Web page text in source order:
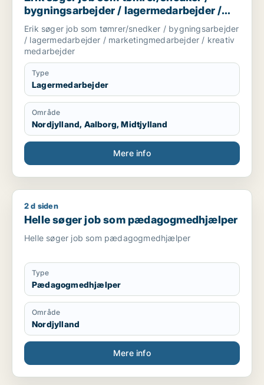
bygningsarbejder / lagermedarbejder /
marketingmedarbejder / kreativ
medarbejder
Erik søger job som tømrer/snedker / bygningsarbejder
/ lagermedarbejder / marketingmedarbejder / kreativ
medarbejder
Type
Lagermedarbejder
Område
Nordjylland, Aalborg, Midtjylland
Mere info
Helle søger job som pædagogmedhjælper
2 d siden
Helle søger job som pædagogmedhjælper
Helle søger job som pædagogmedhjælper
Type
Pædagogmedhjælper
Område
Nordjylland
Mere info